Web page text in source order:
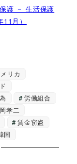
護 － 生活保護
月）
リカ
労働組合
孝二
賃金窃盗
国